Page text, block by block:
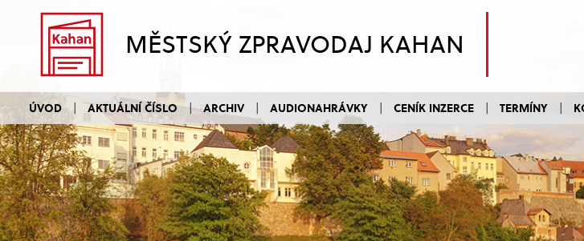
MĚSTSKÝ ZPRAVODAJ KAHAN
ÚVOD AKTUÁLNÍ ČÍSLO ARCHIV AUDIONAHRÁVKY CENÍK INZERCE TERMÍNY